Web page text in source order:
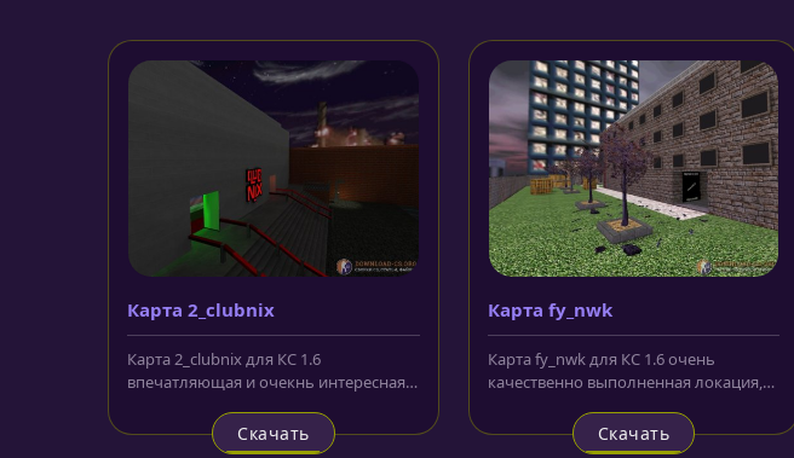
Карта 2_clubnix
Карта 2_clubnix для КС 1.6
впечатляющая и очекнь интересная
множеству...
Скачать
Карта fy_nwk
Карта fy_nwk для КС 1.6 очень
качественно выполненная локация,
Скачать